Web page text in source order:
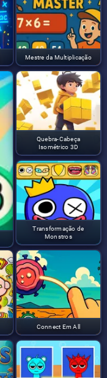
Mestre da Multiplicação
Quebra-Cabeça
Isométrico 3D
Transformação de
Monstros
Connect Em All